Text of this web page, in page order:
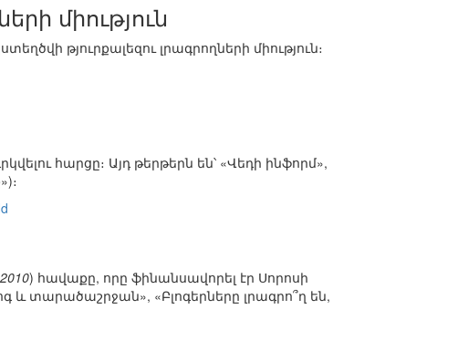
միություն
թյուրքալեզու լրագրողների միություն։
հարցը։ Այդ թերթերն են՝ «Վեդի ինֆորմ»,
) հավաքը, որը ֆինանսավորել էր Սորոսի
և տարածաշրջան», «Բլոգերները լրագրո՞ղ են,